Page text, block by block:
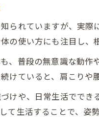
整体に通う方
整体で身体の歪み
整体で身体の
豊田市流の整
整体施術で整
意識を向けて
られていますが、実
の使い方にも注目し、
、普段の無意識な動
けていると、肩こりや
けや、日常生活でで
生活することで、姿